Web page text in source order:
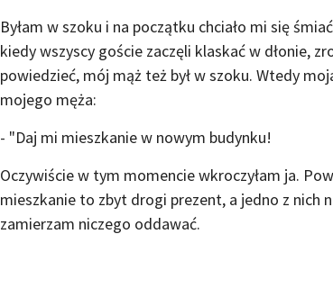
Byłam w szoku i na początku chciało mi się
kiedy wszyscy goście zaczęli klaskać w dłonie,
powiedzieć, mój mąż też był w szoku. Wtedy
mojego męża:
- "Daj mi mieszkanie w nowym budynku!
Oczywiście w tym momencie wkroczyłam ja.
mieszkanie to zbyt drogi prezent, a jedno z nich
zamierzam niczego oddawać.